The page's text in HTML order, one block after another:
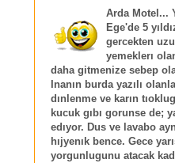
Arda Motel...
Ege'de 5
gercekten
yemeklerı
daha gitmenize sebep
Inanın burda yazılı
dınlenme ve karın
kucuk gıbı gorunse de;
edıyor. Dus ve lavabo
hıjyenık bence. Gece
yorgunlugunu atacak